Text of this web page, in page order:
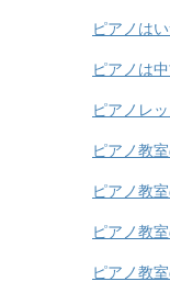
ピアノは
ピアノは
ピアノレ
ピアノ教
ピアノ教
ピアノ教
ピアノ教